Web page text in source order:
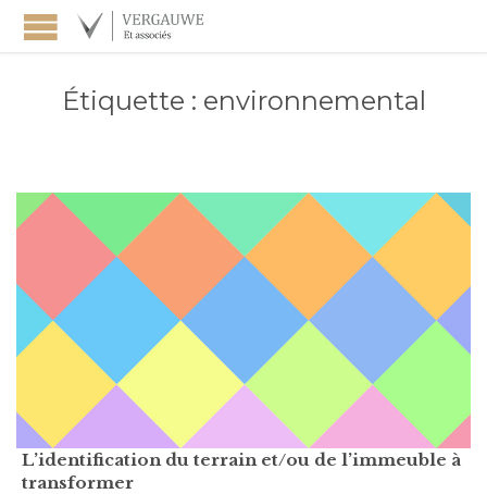
Étiquette : environnemental
L’identification du terrain et/ou de l’immeuble à
transformer